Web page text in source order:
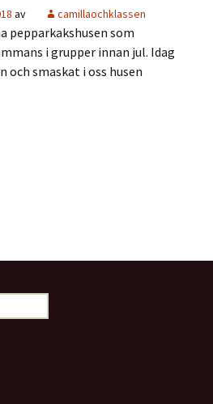
av camillaochklassen
pepparkakshusen som
i grupper innan jul. Idag
och smaskat i oss husen